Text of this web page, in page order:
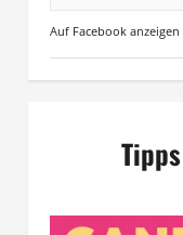
Auf Facebook anzeigen